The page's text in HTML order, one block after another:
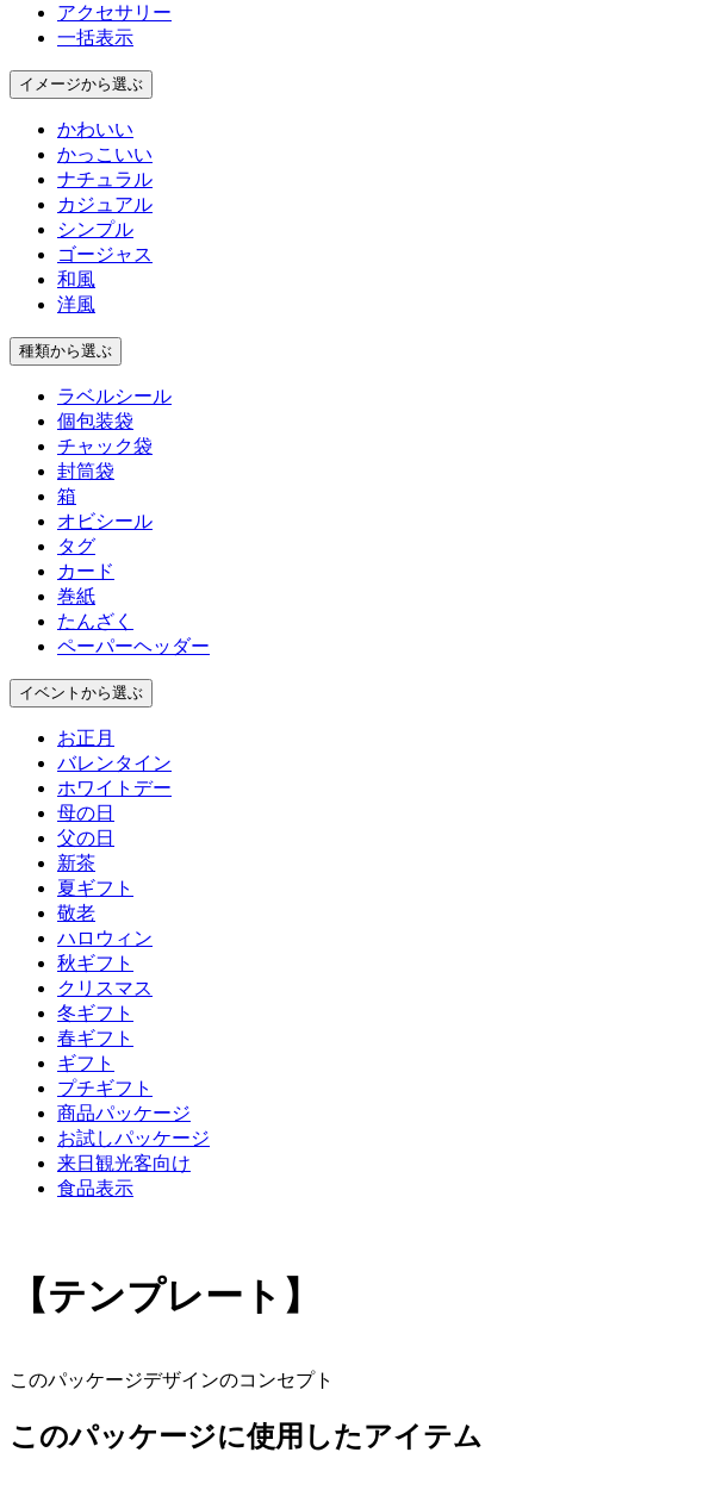
アクセサリー
一括表示
イメージから選ぶ
かわいい
かっこいい
ナチュラル
カジュアル
シンプル
ゴージャス
和風
洋風
種類から選ぶ
ラベルシール
個包装袋
チャック袋
封筒袋
箱
オビシール
タグ
カード
巻紙
たんざく
ペーパーヘッダー
イベント から選ぶ
お正月
バレンタイン
ホワイトデー
母の日
父の日
新茶
夏ギフト
敬老
ハロウィン
秋ギフト
クリスマス
冬ギフト
春ギフト
ギフト
プチギフト
商品パッケージ
お試しパッケージ
来日観光客向け
食品表示
【テンプレート】
このパッケージデザインのコンセプト
このパッケージに使用したアイテム